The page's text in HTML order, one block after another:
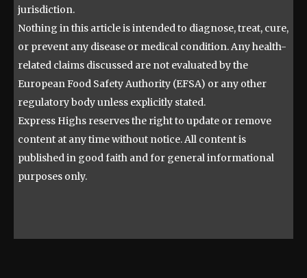
jurisdiction.
Nothing in this article is intended to diagnose, treat, cure,
or prevent any disease or medical condition. Any health-
related claims discussed are not evaluated by the
European Food Safety Authority (EFSA) or any other
regulatory body unless explicitly stated.
Express Highs reserves the right to update or remove
content at any time without notice. All content is
published in good faith and for general informational
purposes only.